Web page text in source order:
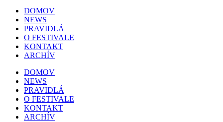
DOMOV
NEWS
PRAVIDLÁ
O FESTIVALE
KONTAKT
ARCHÍV
DOMOV
NEWS
PRAVIDLÁ
O FESTIVALE
KONTAKT
ARCHÍV